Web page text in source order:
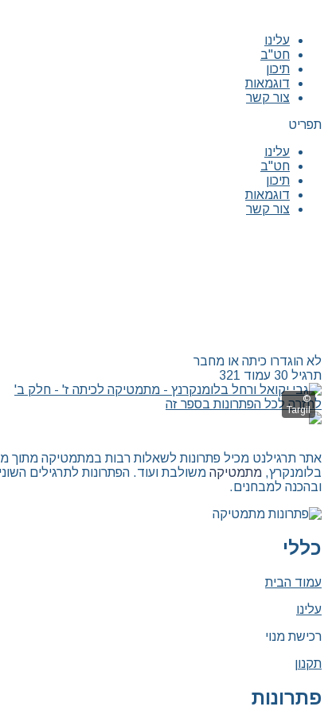
עלינו
חט"ב
תיכון
דוגמאות
צור קשר
תפריט
עלינו
חט"ב
תיכון
דוגמאות
צור קשר
לא הוגדרו כיתה או מחבר
תרגיל 30 עמוד 321
לחזרה לכל הפתרונות בספר זה
אתר תרגילנט מכיל פתרונות לשאלות רבות במתמטיקה מתוך
בלומנקרץ, מתמטיקה משולבת ועוד. הפתרונות לתרגילים
ובהכנה למבחנים.
כללי
עמוד הבית
עלינו
רכישת מנוי
תקנון
פתרונות